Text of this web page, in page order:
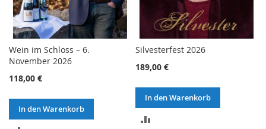
Wein im Schloss – 6.
November 2026
118,00 €
In den Warenkorb
Silvesterfest 2026
189,00 €
In den Warenkorb